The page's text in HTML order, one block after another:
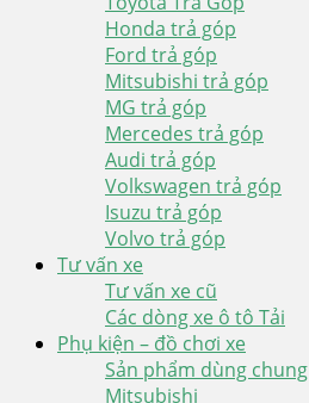
Honda trả góp
Ford trả góp
Mitsubishi trả góp
MG trả góp
Mercedes trả góp
Audi trả góp
Volkswagen trả góp
Isuzu trả góp
Volvo trả góp
Tư vấn xe
Tư vấn xe cũ
Các dòng xe ô tô Tải
Phụ kiện – đồ chơi xe
Sản phẩm dùng chung
Mitsubishi